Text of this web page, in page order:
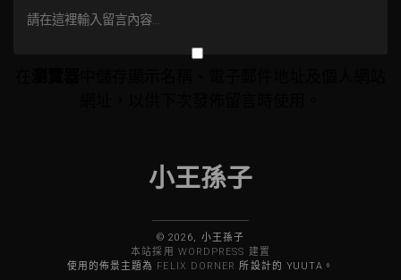
覽
小王孫子
© 2026, 小王孫子
本站採用 WORDPRESS 建置
使用的佈景主題為 FELIX DORNER 所設計的 YUUTA。